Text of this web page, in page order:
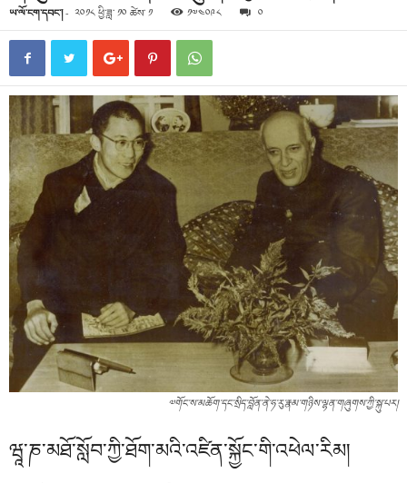
ཡ་ལོ་ངག་དབང་།- ༢༠༡༨ ཕྱི་ཟླ་ ༡༠ ཚེས་ ༡ ༡༧༤༠༩༨ ༠
༧གོང་ས་མཆོག་དང་སྲིད་བློན་ནེ་ཧ་རུ་རྣམ་གཉིས་ལྷན་གཞུགས་ཀྱི་སྐུ་པར།
ཝཱ་ཎ་མཐོ་སློབ་ཀྱི་ཐོག་མའི་འཛིན་སྐྱོང་གི་འཕེལ་རིམ།